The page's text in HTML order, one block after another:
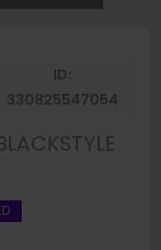
ID:
330825547054